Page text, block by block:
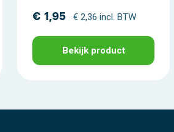
€ 1,95 € 2,36 incl. BTW
Bekijk product